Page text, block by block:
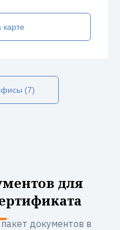
карте
(7)
для
документов в